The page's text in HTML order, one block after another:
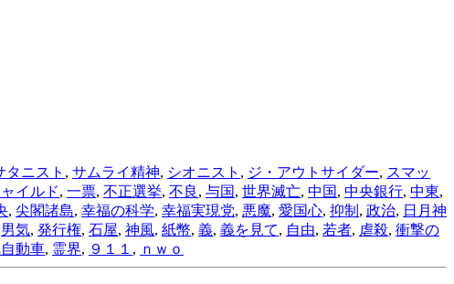
タニスト , サムライ精神, シオニスト , ジ・アウトサイダー, スマッ
イルド, 一票, 不正選挙, 不良 , 与国, 世界滅亡, 中国, 中央銀行, 中東,
, 尖閣諸島, 幸福の科学, 幸福実現党, 悪魔, 愛国心, 抑制 , 政治, 日月神
男気, 発行権, 石屋, 神風, 紙幣, 義, 義を見て, 自由, 若者, 虐殺, 衝撃の
動車, 霊界, ９１１ , ｎｗｏ